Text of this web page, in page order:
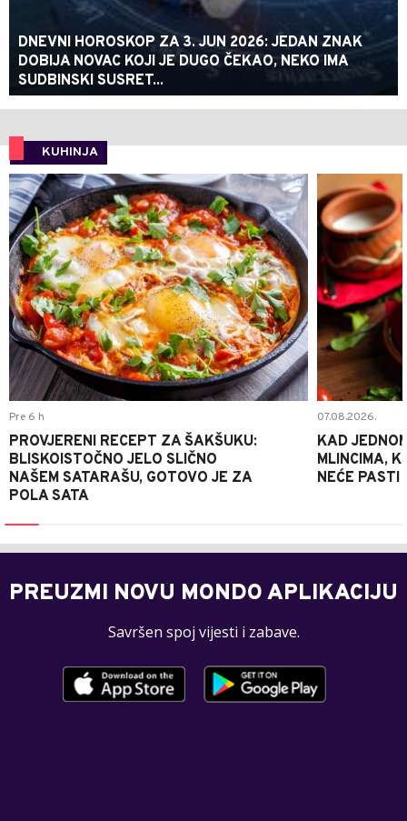
DNEVNI HOROSKOP ZA 3. JUN 2026: JEDAN ZNAK
DOBIJA NOVAC KOJI JE DUGO ČEKAO, NEKO IMA
SUDBINSKI SUSRET...
KUHINJA
0
Pre 6 h
PROVJERENI RECEPT ZA ŠAKŠUKU:
BLISKOISTOČNO JELO SLIČNO
NAŠEM SATARAŠU, GOTOVO JE ZA
POLA SATA
07.08.2026.
KAD
MLINCIMA,
NEĆE PASTI
PREUZMI NOVU MONDO APLIKACIJU
Savršen spoj vijesti i zabave.